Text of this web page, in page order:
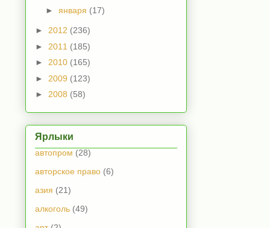
► января (17)
► 2012 (236)
► 2011 (185)
► 2010 (165)
► 2009 (123)
► 2008 (58)
Ярлыки
автопром (28)
авторское право (6)
азия (21)
алкоголь (49)